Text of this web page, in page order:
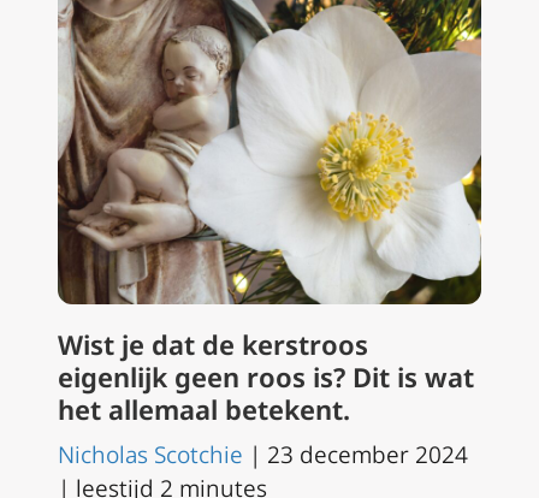
Wist je dat de kerstroos
eigenlijk geen roos is? Dit is wat
het allemaal betekent.
Nicholas Scotchie | 23 december 2024
| leestijd 2 minutes